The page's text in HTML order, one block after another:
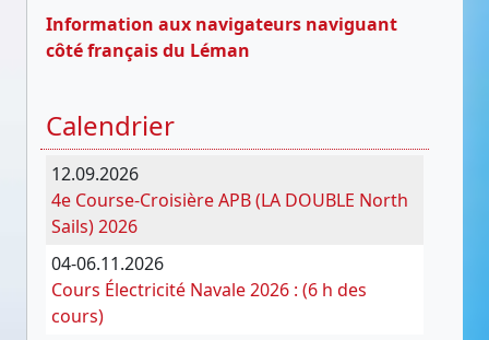
Information aux navigateurs naviguant
côté français du Léman
Calendrier
12.09.2026
4e Course-Croisière APB (LA DOUBLE North
Sails) 2026
04-06.11.2026
Cours Électricité Navale 2026 : (6 h des
cours)